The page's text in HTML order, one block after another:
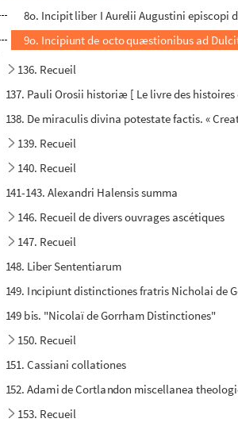
8o. Incipit liber I Aurelii Augustini episcopi
9o. Incipiunt de octo quæstionibus ad
136. Recueil
137. Pauli Orosii historiæ [ Le livre des
138. De miraculis divina potestate factis. «
139. Recueil
140. Recueil
141-143. Alexandri Halensis summa
146. Recueil de divers ouvrages ascétiques
147. Recueil
148. Liber Sententiarum
149. Incipiunt distinctiones fratris Nicholai de
149 bis. "Nicolaï de Gorrham Distinctiones"
150. Recueil
151. Cassiani collationes
152. Adami de Cortlandon miscellanea
153. Recueil